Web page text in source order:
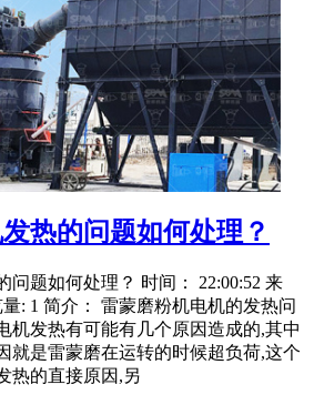
热的问题如何处理？
问题如何处理？ 时间： 22:00:52 来
: 1 简介： 雷蒙磨粉机电机的发热问
机发热有可能有几个原因造成的,其中
就是雷蒙磨在运转的时候超负荷,这个
热的直接原因,另